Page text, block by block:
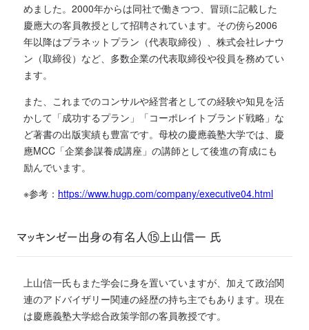
めました。2000年からは同社で働きつつ、冒頭に記載した
慶應大の客員教授として招聘されています。その傍ら2006
年以降はプラネットプラン（代表取締役）、株式会社レナウ
ン（取締役）など、多数企業の代表取締役や役員を務めてい
ます。
また、これまでのコンサルや経営者としての経験や知見を活
かして「成功するプラン」「コーポレイトブランド戦略」な
ど著書の出版実績も豊富です。母校の慶應義塾大学では、慶
應MCC「企業参謀養成講座」の講師として後進の育成にも
励んでいます。
※参考： https://www.hugp.com/company/executive04.html
マッキンゼー出身の有名人⑮上山信一 氏
上山信一氏もまた学会に身を置いていますが、加えて政治関
連のアドバイザリー関連の経歴の持ち主でもあります。現在
は慶應義塾大学総合政策学部の客員教授です。